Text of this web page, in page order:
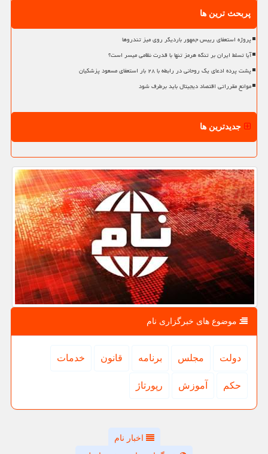
پربحث ترین ها
پروژه استعفای رییس جمهور باردیگر روی میز تندروها
آیا تسلط ایران بر تنگه هرمز تنها با قدرت نظامی میسر است؟
پشت پرده ادعای یک روحانی در رابطه با ۲۸ بار استعفای مسعود پزشکیان
موانع مقرراتی اقتصاد دیجیتال باید برطرف شود
جدیدترین ها
موضوع های خبرگزاری نام
دولت مجلس برنامه قانون خدمات
حكم آموزش رپورتاژ
اخبار نام